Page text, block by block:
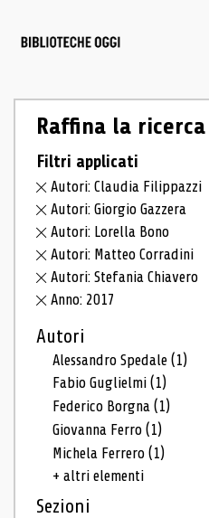
Raffina la ricerca
Filtri applicati
Autori: Claudia Filippazzi
Autori: Giorgio Gazzera
Autori: Lorella Bono
Autori: Matteo Corradini
Autori: Stefania Chiavero
Anno: 2017
Autori
Alessandro Spedale(1)
Fabio Guglielmi(1)
Federico Borgna(1)
Giovanna Ferro(1)
Michela Ferrero(1)
+ altri elementi
Sezioni